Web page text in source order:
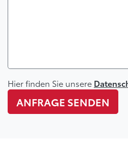
Hier finden Sie unsere
ANFRAGE SENDEN